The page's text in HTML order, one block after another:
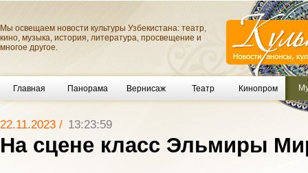
Мы освещаем новости культуры Узбекистана: театр,
кино, музыка, история, литература, просвещение и
многое другое.
Главная Панорама Вернисаж Театр Кинопром
22.11.2023 / 13:23:59
На сцене класс Эльмиры